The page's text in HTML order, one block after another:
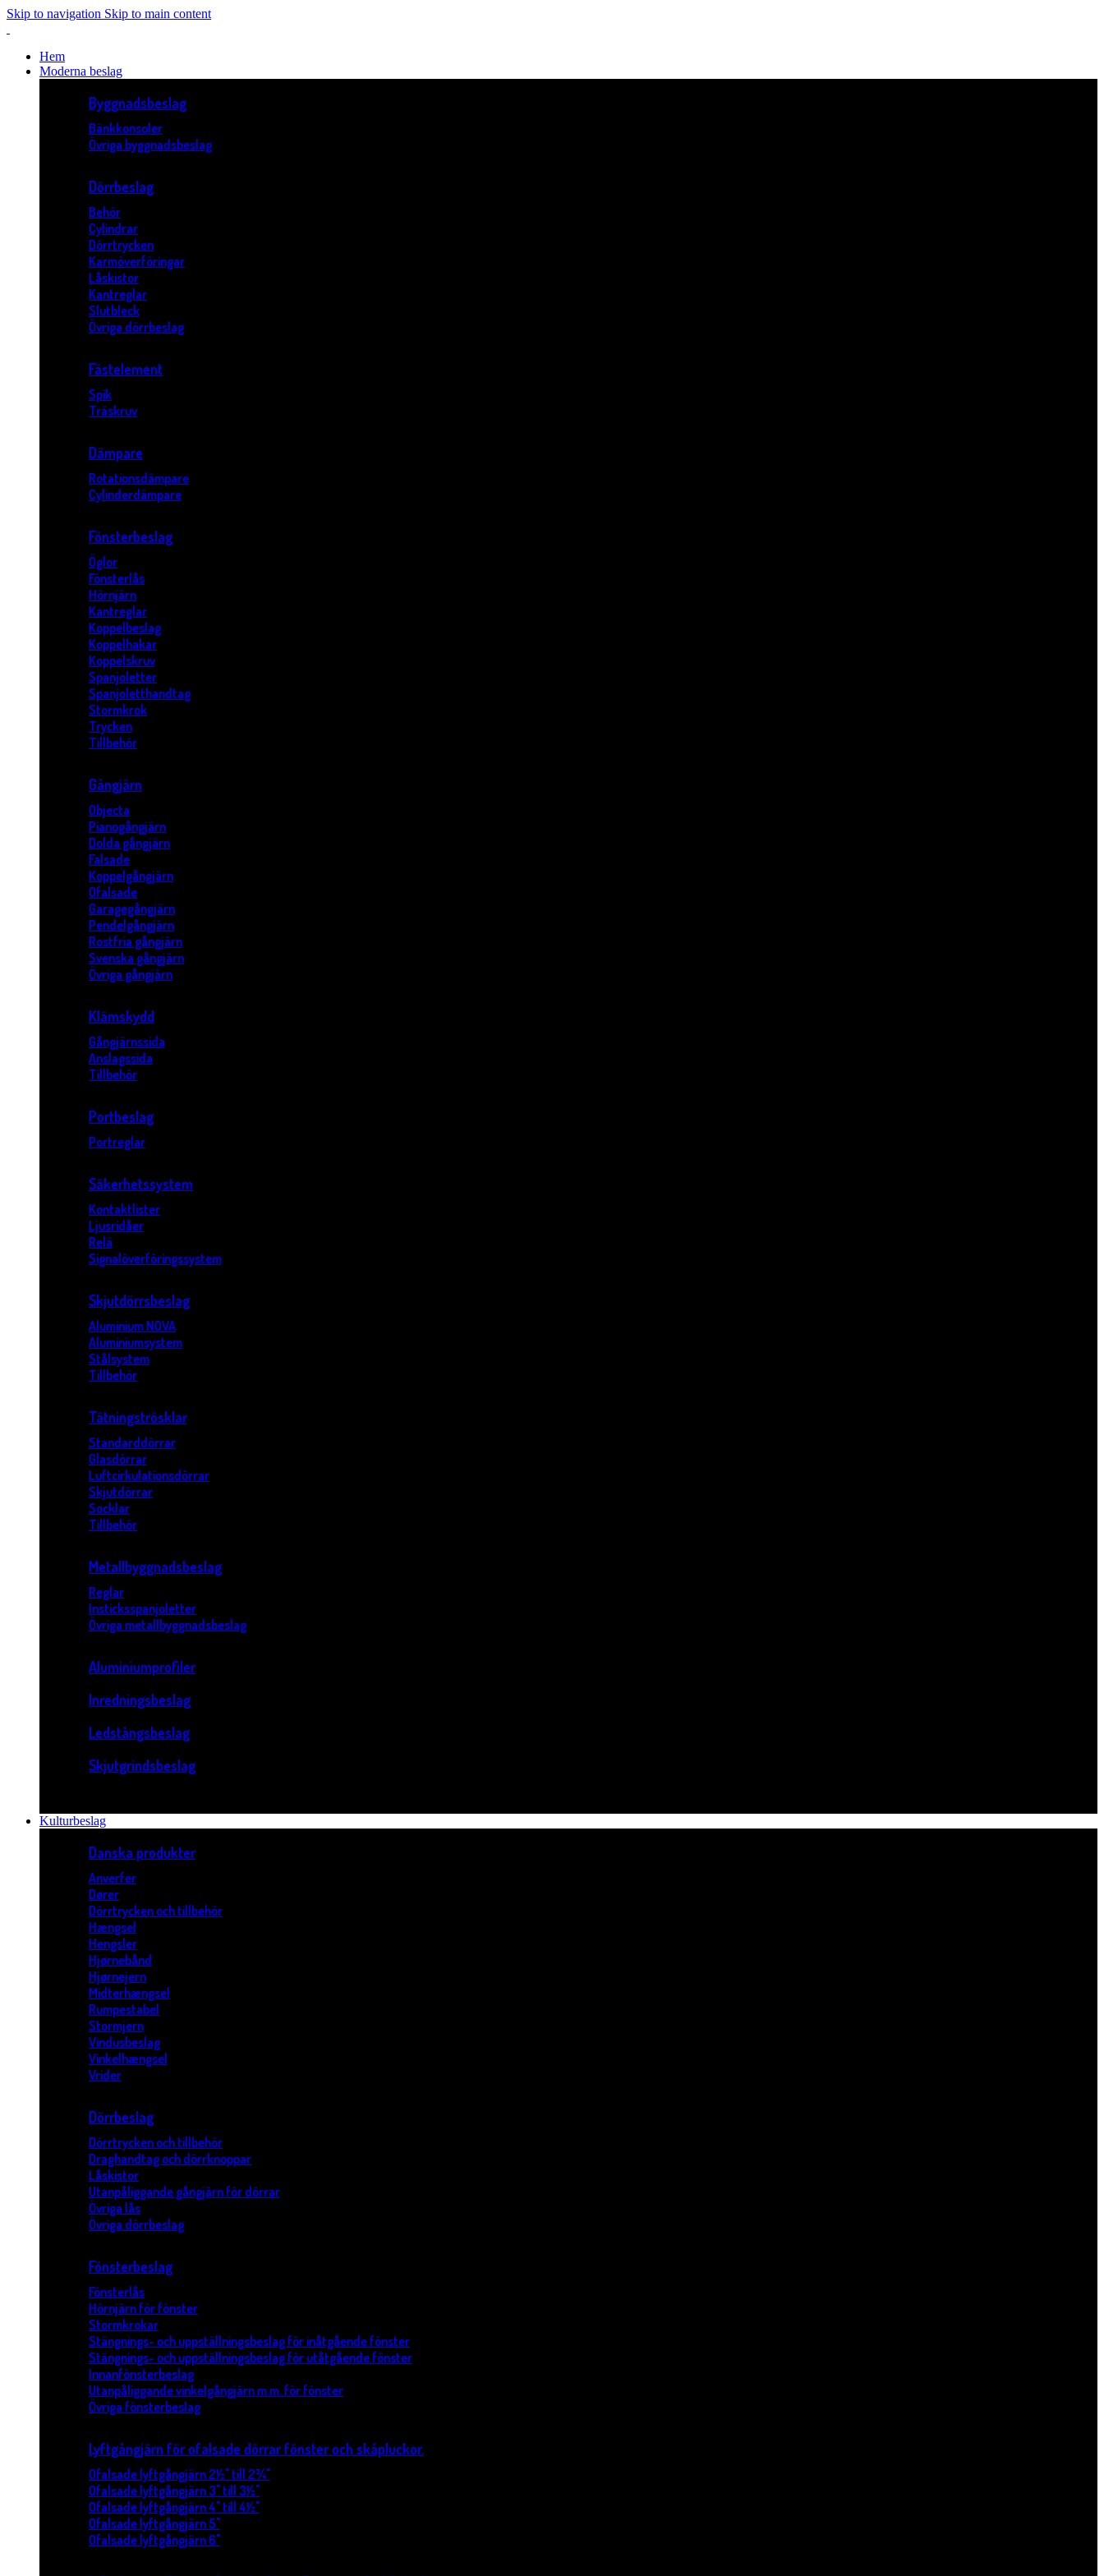
Skip to navigation Skip to main content
Hem
Moderna beslag
Byggnadsbeslag
Bänkkonsoler
Övriga byggnadsbeslag
Dörrbeslag
Behör
Cylindrar
Dörrtrycken
Karmöverföringar
Låskistor
Kantreglar
Slutbleck
Övriga dörrbeslag
Fästelement
Spik
Träskruv
Dämpare
Rotationsdämpare
Cylinderdämpare
Fönsterbeslag
Öglor
Fönsterlås
Hörnjärn
Kantreglar
Koppelbeslag
Koppelhakar
Koppelskruv
Spanjoletter
Spanjoletthandtag
Stormkrok
Trycken
Tillbehör
Gångjärn
Objecta
Pianogångjärn
Dolda gångjärn
Falsade
Koppelgångjärn
Ofalsade
Garagegångjärn
Pendelgångjärn
Rostfria gångjärn
Svenska gångjärn
Övriga gångjärn
Klämskydd
Gångjärnssida
Anslagssida
Tillbehör
Portbeslag
Portreglar
Säkerhetssystem
Kontaktlister
Ljusridåer
Relä
Signalöverföringssystem
Skjutdörrsbeslag
Aluminium NOVA
Aluminiumsystem
Stålsystem
Tillbehör
Tätningströsklar
Standarddörrar
Glasdörrar
Luftcirkulationsdörrar
Skjutdörrar
Socklar
Tillbehör
Metallbyggnadsbeslag
Reglar
Insticksspanjoletter
Övriga metallbyggnadsbeslag
Aluminiumprofiler
Inredningsbeslag
Ledstångsbeslag
Skjutgrindsbeslag
Kulturbeslag
Danska produkter
Anverfer
Dører
Dörrtrycken och tillbehör
Hængsel
Hengsler
Hjørnebånd
Hjørnejern
Midterhængsel
Rumpestabel
Stormjern
Vindusbeslag
Vinkelhængsel
Vrider
Dörrbeslag
Dörrtrycken och tillbehör
Draghandtag och dörrknoppar
Låskistor
Utanpåliggande gångjärn för dörrar
Övriga lås
Övriga dörrbeslag
Fönsterbeslag
Fönsterlås
Hörnjärn för fönster
Stormkrokar
Stängnings- och uppställningsbeslag för inåtgående fönster
Stängnings- och uppställningsbeslag för utåtgående fönster
Innanfönsterbeslag
Utanpåliggande vinkelgångjärn m.m. för fönster
Övriga fönsterbeslag
Lyftgångjärn för ofalsade dörrar fönster och skåpluckor.
Ofalsade lyftgångjärn 2½" till 2¾"
Ofalsade lyftgångjärn 3" till 3½"
Ofalsade lyftgångjärn 4" till 4½"
Ofalsade lyftgångjärn 5"
Ofalsade lyftgångjärn 6"